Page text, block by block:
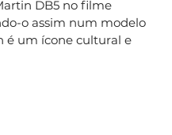
DB5 no filme
o assim num modelo
é um ícone cultural e